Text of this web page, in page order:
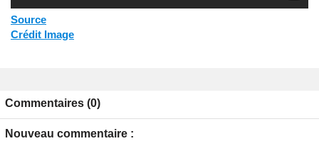
Source
Crédit Image
Commentaires (0)
Nouveau commentaire :